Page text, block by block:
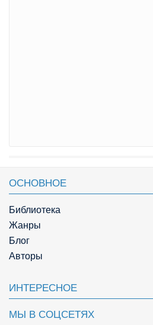
ОСНОВНОЕ
Библиотека
Жанры
Блог
Авторы
ИНТЕРЕСНОЕ
МЫ В СОЦСЕТЯХ